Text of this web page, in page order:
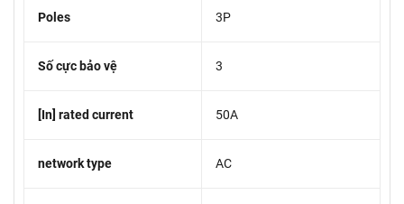
Poles 3P
Số cực bảo vệ 3
[In] rated current 50A
network type AC